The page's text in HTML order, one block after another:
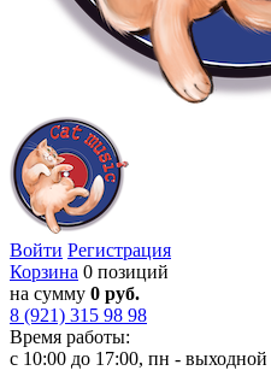
Войти Регистрация
Корзина 0 позиций
на сумму 0 руб.
8 (921) 315 98 98
Время работы:
с 10:00 до 17:00, пн - выходной